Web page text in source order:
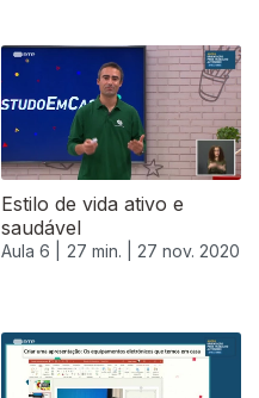
Estilo de vida ativo e
saudável
Aula 6 | 27 min. | 27 nov. 2020